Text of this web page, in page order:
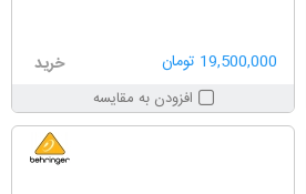
19,500,000 تومان خرید
افزودن به مقایسه